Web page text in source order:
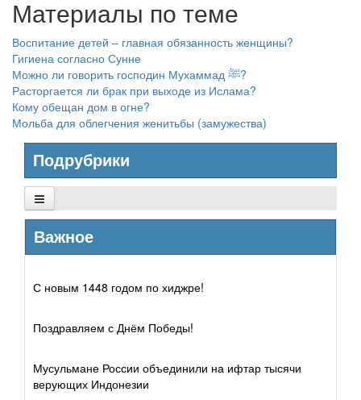
Материалы по теме
Воспитание детей – главная обязанность женщины?
Гигиена согласно Сунне
Можно ли говорить господин Мухаммад ﷺ?
Расторгается ли брак при выходе из Ислама?
Кому обещан дом в огне?
Мольба для облегчения женитьбы (замужества)
Подрубрики
Основы Ислама
Исламское право
Важное
С новым 1448 годом по хиджре!
Поздравляем с Днём Победы!
Мусульмане России объединили на ифтар тысячи
верующих Индонезии